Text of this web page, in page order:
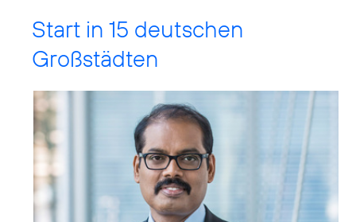
Start in 15 deutschen
Großstädten